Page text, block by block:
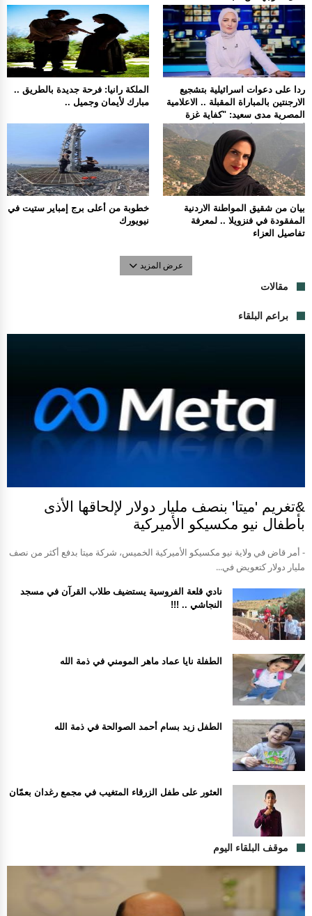
الملكة رانيا: فرحة جديدة بالطريق ..
مبارك لأيمان وجميل ..
ردا على دعوات اسرائيلية بتشجيع
الارجنتين بالمباراة المقبلة .. الاعلامية
المصرية مدى سعيد: "كفاية غزة
لوحدها تشجعنا مش محتاجين حد
خطوبة من أعلى برج إمباير ستيت في
نيويورك
بيان من شقيق المواطنة الاردنية
المفقودة في فنزويلا .. لمعرفة
تفاصيل العزاء
عرض المزيد
مقالات
براعم البلقاء
&تغريم 'ميتا' بنصف مليار دولار لإلحاقها الأذى
بأطفال نيو مكسيكو الأميركية
- أمر قاض في ولاية نيو مكسيكو الأميركية الخميس، شركة ميتا بدفع أكثر من نصف
مليار دولار كتعويض في...
نادي قلعة الفروسية يستضيف طلاب القرآن في مسجد
النجاشي .. !!!
الطفلة نايا عماد ماهر المومني في ذمة الله
الطفل زيد بسام أحمد الصوالحة في ذمة الله
العثور على طفل الزرقاء المتغيب في مجمع رغدان بعمّان
موقف البلقاء اليوم